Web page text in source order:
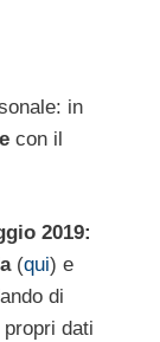
in
con il
2019:
(qui) e
di
dati